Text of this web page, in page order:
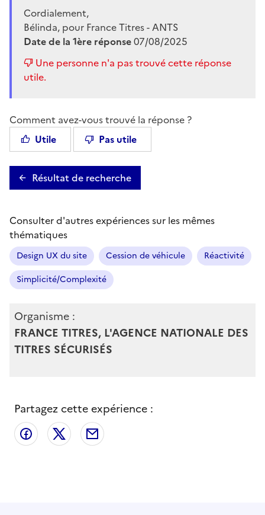
Cordialement,
Bélinda, pour France Titres - ANTS
Date de la 1ère réponse07/08/2025
Une personne n'a pas trouvé cette réponse
utile.
Comment avez-vous trouvé la réponse ?
Utile
Pas utile
Résultat de recherche
Consulter d'autres expériences sur les mêmes
thématiques
Design UX du site Cession de véhicule
Réactivité
Simplicité/Complexité
Organisme :
FRANCE TITRES, L'AGENCE NATIONALE DES
TITRES SÉCURISÉS
Partagez cette expérience :
Partager sur Facebook
Partager sur X